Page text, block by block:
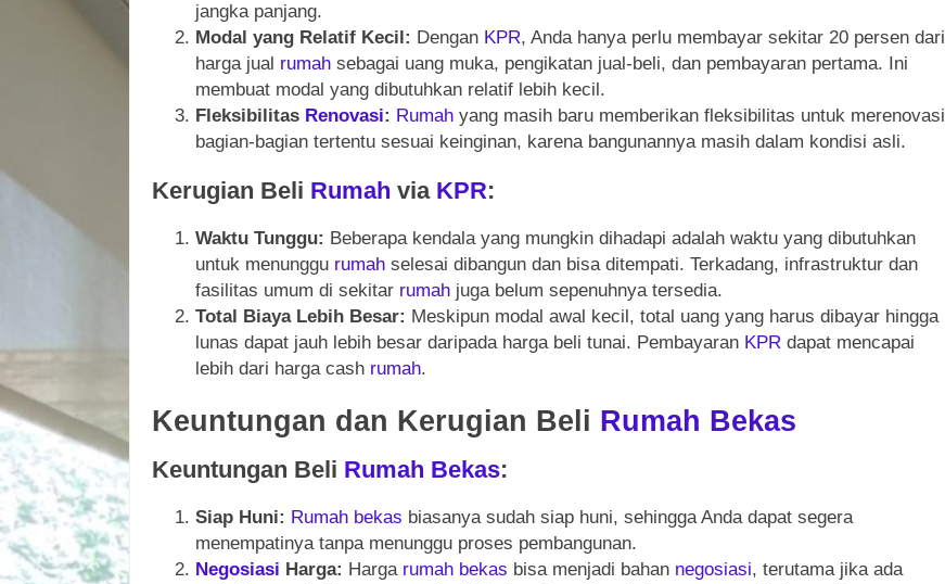
jangka panjang.
Modal yang Relatif Kecil: Dengan KPR, Anda hanya perlu membayar sekitar 20 persen dari
harga jual rumah sebagai uang muka, pengikatan jual-beli, dan pembayaran pertama. Ini
membuat modal yang dibutuhkan relatif lebih kecil.
Fleksibilitas Renovasi: Rumah yang masih baru memberikan fleksibilitas untuk merenovasi
bagian-bagian tertentu sesuai keinginan, karena bangunannya masih dalam kondisi asli.
Kerugian Beli Rumah via KPR:
Waktu Tunggu: Beberapa kendala yang mungkin dihadapi adalah waktu yang dibutuhkan
untuk menunggu rumah selesai dibangun dan bisa ditempati. Terkadang, infrastruktur dan
fasilitas umum di sekitar rumah juga belum sepenuhnya tersedia.
Total Biaya Lebih Besar: Meskipun modal awal kecil, total uang yang harus dibayar hingga
lunas dapat jauh lebih besar daripada harga beli tunai. Pembayaran KPR dapat mencapai
lebih dari harga cash rumah.
Keuntungan dan Kerugian Beli Rumah Bekas
Keuntungan Beli Rumah Bekas:
Siap Huni: Rumah bekas biasanya sudah siap huni, sehingga Anda dapat segera
menempatinya tanpa menunggu proses pembangunan.
Negosiasi Harga: Harga rumah bekas bisa menjadi bahan negosiasi, terutama jika ada